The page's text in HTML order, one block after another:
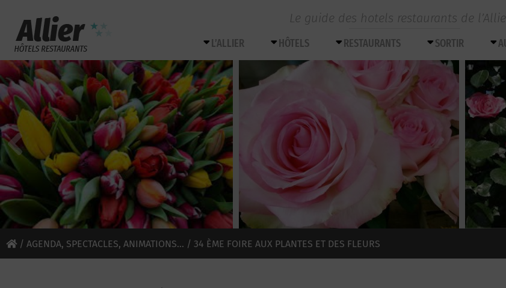
Le guide des hotels restaurants de
L’ALLIER HÔTELS RESTAURANTS SORTIR
/ AGENDA, SPECTACLES, ANIMATIONS... / 34 ÈME FOIRE AUX PLANTES ET DES FLEURS